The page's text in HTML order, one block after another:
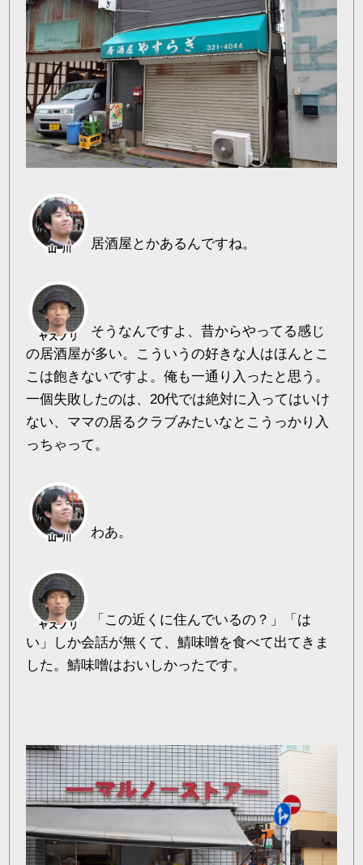
居酒屋とかあるんですね。
そうなんですよ、昔からやってる感じ
の居酒屋が多い。こういうの好きな人はほんとこ
こは飽きないですよ。俺も一通り入ったと思う。
一個失敗したのは、20代では絶対に入ってはいけ
ない、ママの居るクラブみたいなとこうっかり入
っちゃって。
わあ。
「この近くに住んでいるの？」「は
い」しか会話が無くて、鯖味噌を食べて出てきま
した。鯖味噌はおいしかったです。